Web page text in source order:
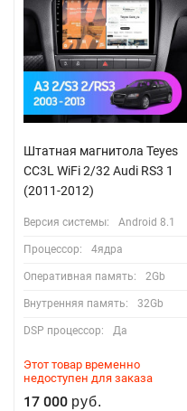
Штатная магнитола Teyes
CC3L WiFi 2/32 Audi RS3 1
(2011-2012)
Версия системы: Android 8.1
Процессор: 4ядра
Оперативная память: 2Gb
Внутренняя память: 32Gb
DSP процессор: Да
Этот товар временно
недоступен для заказа
17 000 руб.